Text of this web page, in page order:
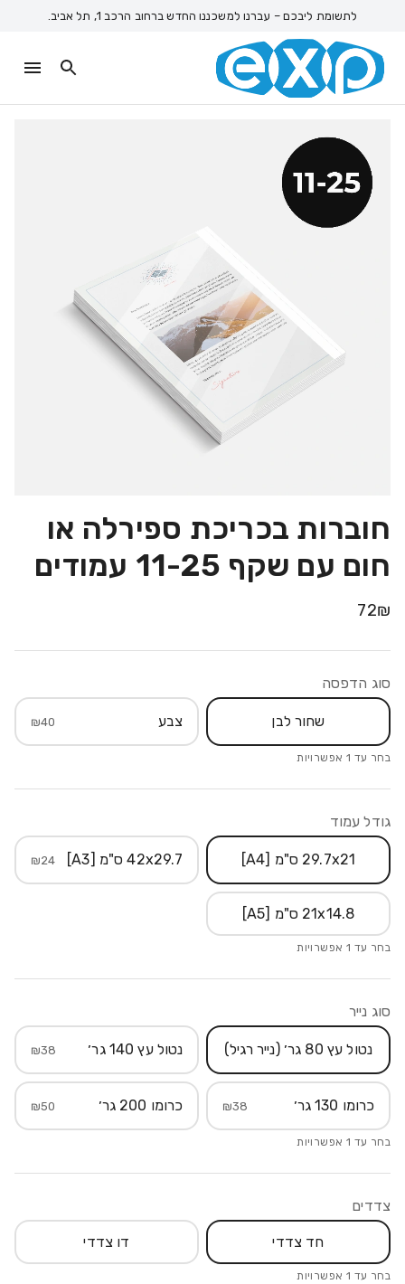
לתשומת ליבכם – עברנו למשכננו החדש ברחוב הרכב 1, תל אביב.
חוברות בכריכת ספירלה או
חום עם שקף 11-25 עמודים
72₪
סוג הדפסה
שחור לבן צבע ₪40
בחר עד 1 אפשרויות
גודל עמוד
29.7x21 ס"מ [A4] 42x29.7 ס"מ [A3] ₪24
21x14.8 ס"מ [A5]
בחר עד 1 אפשרויות
סוג נייר
נטול עץ 80 גר׳ (נייר רגיל) נטול עץ 140 גר׳ ₪38
כרומו 130 גר׳ ₪38 כרומו 200 גר׳ ₪50
בחר עד 1 אפשרויות
צדדים
חד צדדי דו צדדי
בחר עד 1 אפשרויות